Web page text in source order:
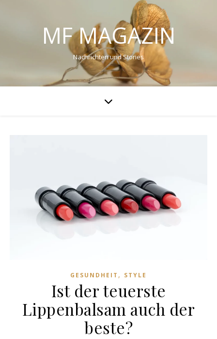
MF MAGAZIN
Nachrichten und Stories
GESUNDHEIT , STYLE
Ist der teuerste
Lippenbalsam auch der
beste?